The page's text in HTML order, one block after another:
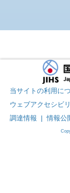
当サイトの利用に
ウェブアクセシビ
調達情報
| 情報公